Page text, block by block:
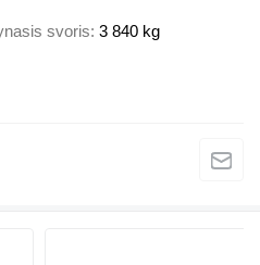
svoris 3 840 kg